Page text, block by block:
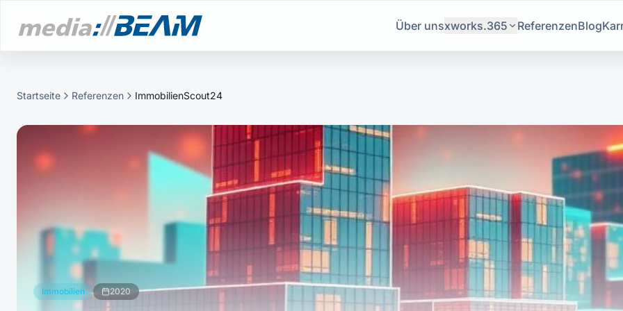
Über unsxworks.365 ReferenzenBlog
Startseite Referenzen ImmobilienScout24
Immobilien 2020